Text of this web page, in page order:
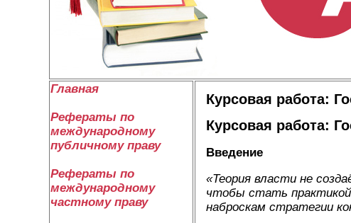
Главная
Рефераты по
международному
публичному праву
Рефераты по
международному
частному праву
Курсовая работа:
Курсовая работа:
Введение
«Теория власти не
чтобы стать
наброскам стратегии